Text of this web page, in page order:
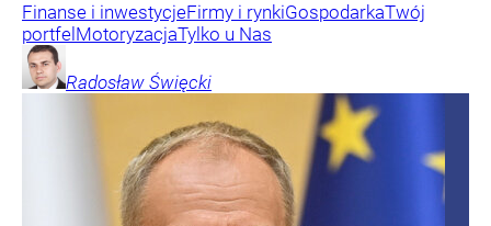
Finanse i inwestycjeFirmy i rynkiGospodarkaTwój
portfel MotoryzacjaTylko u Nas
Radosław Święcki